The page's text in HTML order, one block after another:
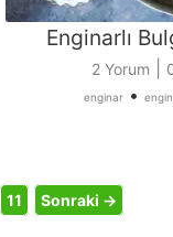
Enginarlı
2 Yorum
enginar•
11 Sonraki →